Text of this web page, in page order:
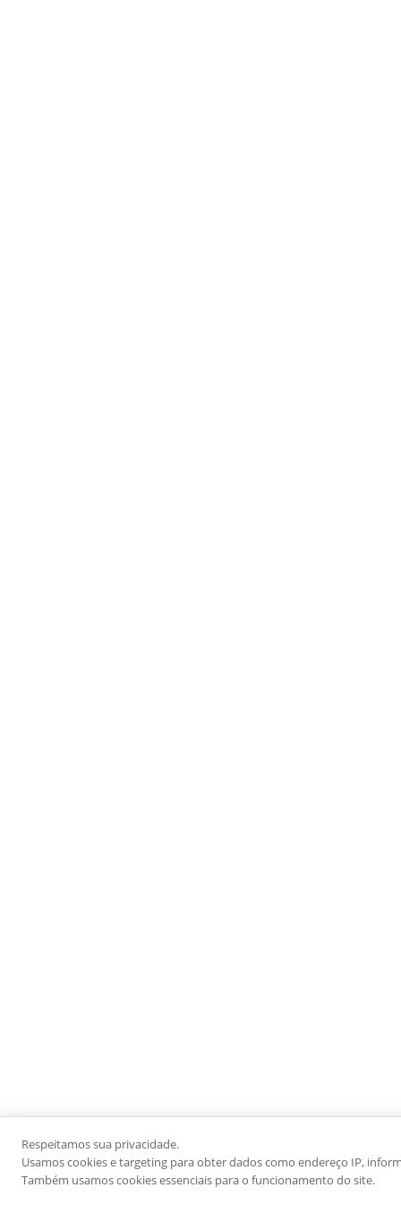
Respeitamos sua privacidade.
Usamos cookies e targeting para obter dados como endereço IP,
Também usamos cookies essenciais para o funcionamento do site.